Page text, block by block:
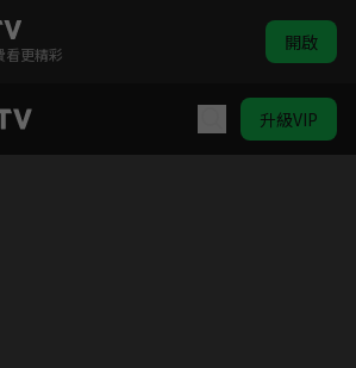
看更精彩 開啟
升級VIP